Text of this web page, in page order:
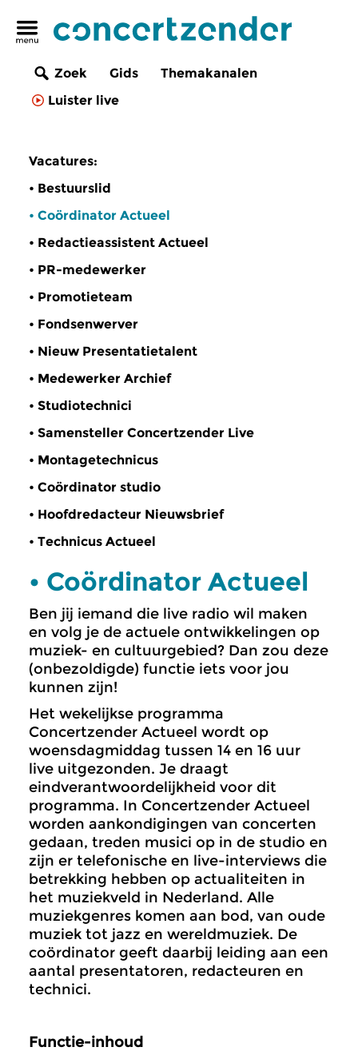
Zoek Gids
Themakanalen
Luister live
Vacatures:
• Bestuurslid
• Coördinator Actueel
• Redactieassistent Actueel
• PR-medewerker
• Promotieteam
• Fondsenwerver
• Nieuw Presentatietalent
• Medewerker Archief
• Studiotechnici
• Samensteller Concertzender Live
• Montagetechnicus
• Coördinator studio
• Hoofdredacteur Nieuwsbrief
• Technicus Actueel
• Coördinator Actueel
Ben jij iemand die live radio wil maken
en volg je de actuele ontwikkelingen op
muziek- en cultuurgebied? Dan zou deze
(onbezoldigde) functie iets voor jou
kunnen zijn!
Het wekelijkse programma
Concertzender Actueel wordt op
woensdagmiddag tussen 14 en 16 uur
live uitgezonden. Je draagt
eindverantwoordelijkheid voor dit
programma. In Concertzender Actueel
worden aankondigingen van concerten
gedaan, treden musici op in de studio en
zijn er telefonische en live-interviews die
betrekking hebben op actualiteiten in
het muziekveld in Nederland. Alle
muziekgenres komen aan bod, van oude
muziek tot jazz en wereldmuziek. De
coördinator geeft daarbij leiding aan een
aantal presentatoren, redacteuren en
technici.
Functie-inhoud